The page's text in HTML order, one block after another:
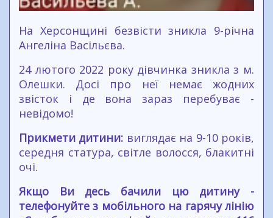
На Херсонщині безвісти зникла 9-річна
Ангеліна Васільєва.
24 лютого 2022 року дівчинка зникла з м.
Олешки. Досі про неї немає жодних
звісток і де вона зараз перебуває -
невідомо!
Прикмети дитини: виглядає на 9-10 років,
середня статура, світле волосся, блакитні
очі.
Якщо Ви десь бачили цю дитину -
телефонуйте з мобільного на гарячу лінію